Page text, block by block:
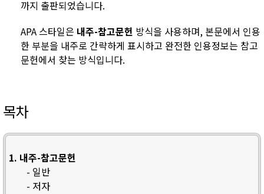
까지 출판되었습니다.
APA 스타일은 내주-참고문헌 방식을 사용하며, 본문에서 인용
한 부분을 내주로 간략하게 표시하고 완전한 인용정보는 참고
문헌에서 찾는 방식입니다.
목차
1. 내주-참고문헌
- 일반
- 저자